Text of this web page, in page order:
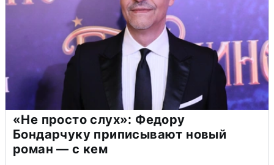
«Не просто слух»: Федору
Бондарчуку приписывают новый
роман — с кем